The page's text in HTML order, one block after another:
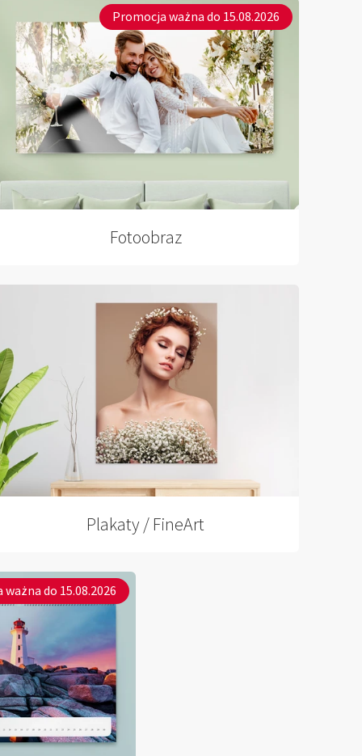
Promocja ważna do 15.08.2026
Fotoobraz
Plakaty / FineArt
do 15.08.2026